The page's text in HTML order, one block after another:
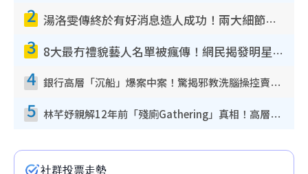
2 湯洛雯傳終於有好消息造人成功！兩大細節曝孕味極濃惹猜測：大肚婆先會咁！
3 8大最冇禮貌藝人名單被瘋傳！網民揭發明星真面目 一致數臭呢位係無品天花板？
4 銀行高層「沉船」爆案中案！驚揭邪教洗腦操控賣淫被吞600萬 幕後黑手講多錯多
5 林芊妤親解12年前「殘廁Gathering」真相！高層解約一句話重創尊嚴至今拒返TVB